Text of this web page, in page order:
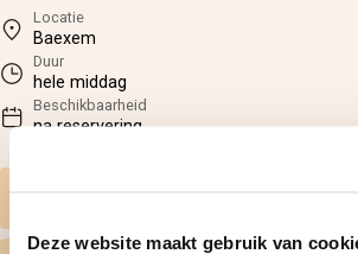
Deze website maakt gebruik van
Locatie
Baexem
Duur
hele middag
Beschikbaarheid
na reservering